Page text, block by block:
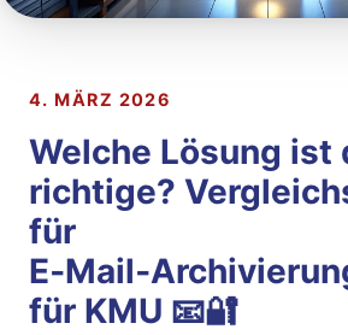
4. MÄRZ 2026
Welche Lösung ist
richtige?
für
für KMU 📧🔐